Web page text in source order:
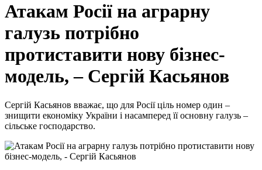
Атакам Росії на аграрну
галузь потрібно
протиставити нову бізнес-
модель, – Сергій Касьянов
Сергій Касьянов вважає, що для Росії ціль номер один –
знищити економіку України і насамперед її основну галузь –
сільське господарство.